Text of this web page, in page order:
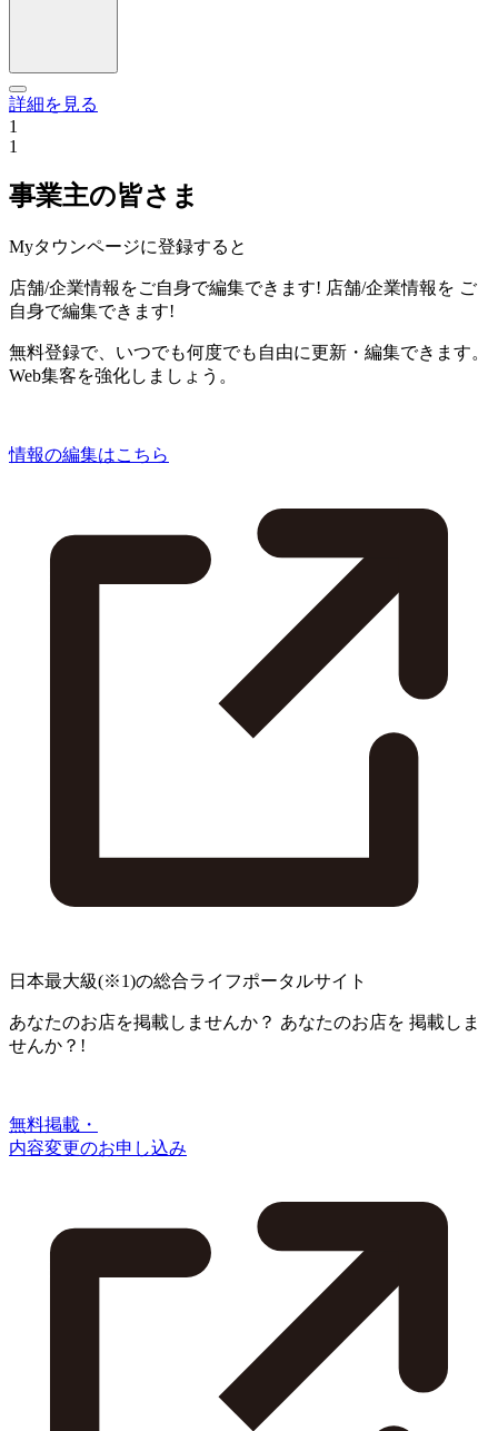
詳細を見る
1
1
事業主の皆さま
Myタウンページに登録すると
店舗/企業情報をご自身で編集できます! 店舗/企業情報を ご
自身で編集できます!
無料登録で、いつでも何度でも自由に更新・編集できます。
Web集客を強化しましょう。
情報の編集はこちら
日本最大級(※1)の総合ライフポータルサイト
あなたのお店を掲載しませんか？ あなたのお店を 掲載しま
せんか？!
無料掲載・
内容変更のお申し込み